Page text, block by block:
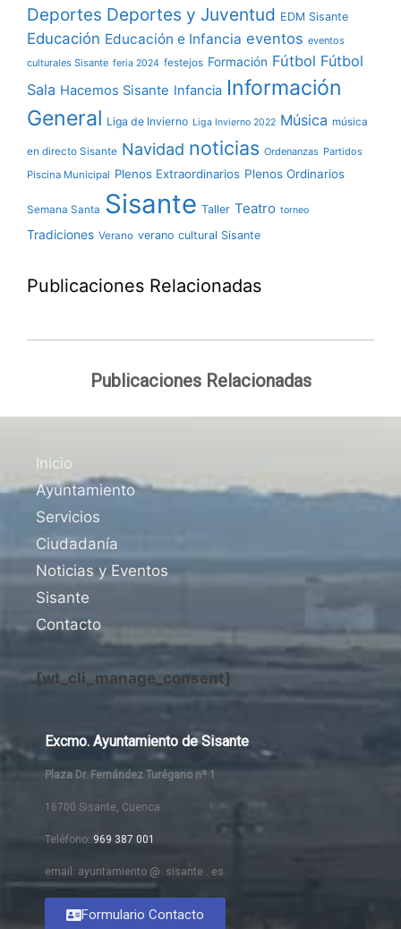
Deportes Deportes y Juventud EDM Sisante
Educación Educación e Infancia eventos eventos
culturales Sisante feria 2024 festejos Formación Fútbol Fútbol
Sala Hacemos Sisante Infancia Información
General Liga de Invierno Liga Invierno 2022 Música música
en directo Sisante Navidad noticias Ordenanzas Partidos
Piscina Municipal Plenos Extraordinarios Plenos Ordinarios
Semana Santa Sisante Taller Teatro torneo
Tradiciones Verano verano cultural Sisante
Publicaciones Relacionadas
Publicaciones Relacionadas
Inicio
Ayuntamiento
Servicios
Ciudadanía
Noticias y Eventos
Sisante
Contacto
[wt_cli_manage_consent]
Excmo. Ayuntamiento de Sisante
Plaza Dr. Fernández Turégano nº 1
16700 Sisante, Cuenca
Teléfono: 969 387 001
email: ayuntamiento @ sisante . es
Formulario Contacto